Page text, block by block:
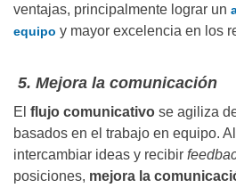
ventajas, principalmente lograr un
equipo y mayor excelencia en los
5. Mejora la comunicación
El flujo comunicativo se agiliza
basados en el trabajo en equipo.
intercambiar ideas y recibir
posiciones, mejora la